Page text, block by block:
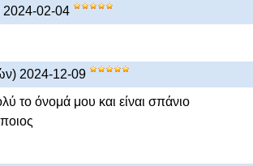
2024-02-04
2024-12-09
το όνομά μου και είναι σπάνιο